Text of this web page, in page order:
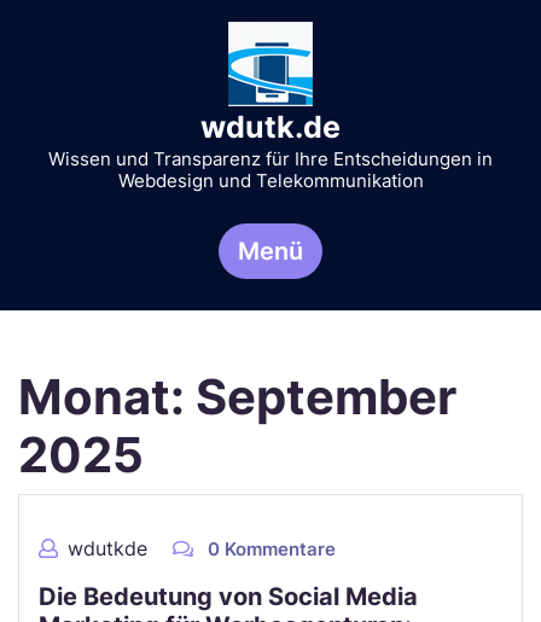
wdutk.de
Wissen und Transparenz für Ihre Entscheidungen in
Webdesign und Telekommunikation
Menü
Monat: September
2025
wdutkde 0 Kommentare
Die Bedeutung von Social Media